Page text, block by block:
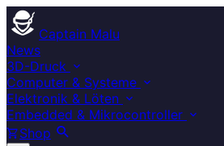
Captain Malu
News
3D-Druck
Computer & Systeme
Elektronik & Löten
Embedded & Mikrocontroller
Shop